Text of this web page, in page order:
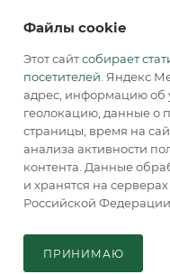
2026 © Обращаем
информация,
информационный
офертой,
Файлы cookie
Этот сайтсобирает
посетителей . Яндекс
адрес, информацию об
геолокацию, данные о
страницы, время на
анализа активности
контента. Данные
и хранятся на
Российской Федерации
ПРИНИМАЮ